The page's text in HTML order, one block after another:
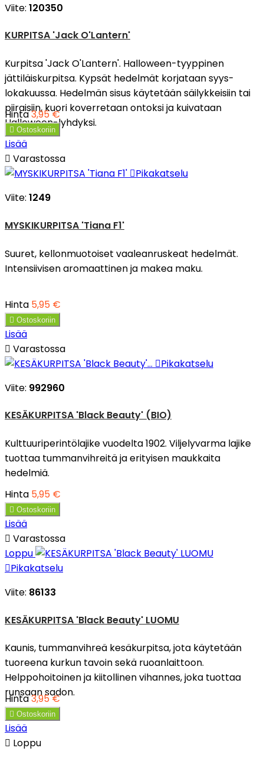
Viite: 120350
KURPITSA 'Jack O'Lantern'
Kurpitsa 'Jack O'Lantern'. Halloween-tyyppinen
jättiläiskurpitsa. Kypsät hedelmät korjataan syys-
lokakuussa. Hedelmän sisus käytetään säilykkeisiin tai
piiraisiin, kuori koverretaan ontoksi ja kuivataan
Halloween-lyhdyksi.
Hinta3,95 €
 Ostoskoriin
Lisää
 Varastossa
Pikakatselu
Viite: 1249
MYSKIKURPITSA 'Tiana F1'
Suuret, kellonmuotoiset vaaleanruskeat hedelmät.
Intensiivisen aromaattinen ja makea maku.
Hinta 5,95 €
 Ostoskoriin
Lisää
 Varastossa
Pikakatselu
Viite: 992960
KESÄKURPITSA 'Black Beauty' (BIO)
Kulttuuriperintölajike vuodelta 1902. Viljelyvarma lajike
tuottaa tummanvihreitä ja erityisen maukkaita
hedelmiä.
Hinta 5,95 €
 Ostoskoriin
Lisää
 Varastossa
Loppu
Pikakatselu
Viite: 86133
KESÄKURPITSA 'Black Beauty' LUOMU
Kaunis, tummanvihreä kesäkurpitsa, jota käytetään
tuoreena kurkun tavoin sekä ruoanlaittoon.
Helppohoitoinen ja kiitollinen vihannes, joka tuottaa
runsaan sadon.
Hinta3,95 €
 Ostoskoriin
Lisää
 Loppu